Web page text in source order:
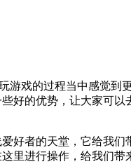
戏的过程当中感觉到
好的优势，让大家可
爱好者的天堂，它给我们
里进行操作，给我们